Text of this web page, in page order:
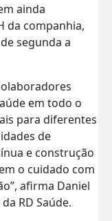
ainda
da companhia,
segunda a
em todo o
para diferentes
de
e construção
o cuidado com
afirma Daniel
RD Saúde.